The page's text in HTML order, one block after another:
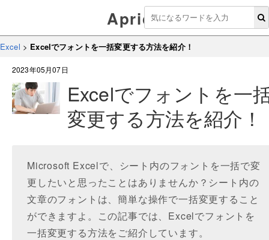
Aprico
Excel > Excelでフォントを一括変更する方法を紹介！
2023年05月07日
Excelでフォントを一
変更する方法を紹介！
Microsoft Excelで、シート内のフォントを一括で変
更したいと思ったことはありませんか？シート内の
文章のフォントは、簡単な操作で一括変更すること
ができますよ。この記事では、Excelでフォントを
一括変更する方法をご紹介しています。